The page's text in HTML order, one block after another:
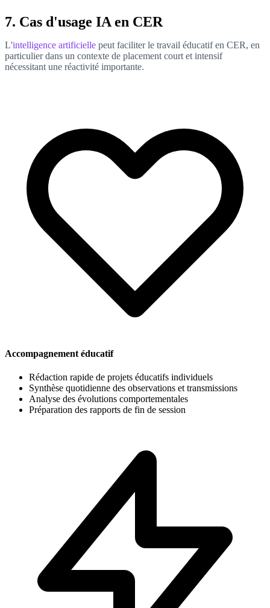
7. Cas d'usage IA en CER
L'intelligence artificielle peut faciliter le travail éducatif en CER, en
particulier dans un contexte de placement court et intensif
nécessitant une réactivité importante.
Accompagnement éducatif
Rédaction rapide de projets éducatifs individuels
Synthèse quotidienne des observations et transmissions
Analyse des évolutions comportementales
Préparation des rapports de fin de session